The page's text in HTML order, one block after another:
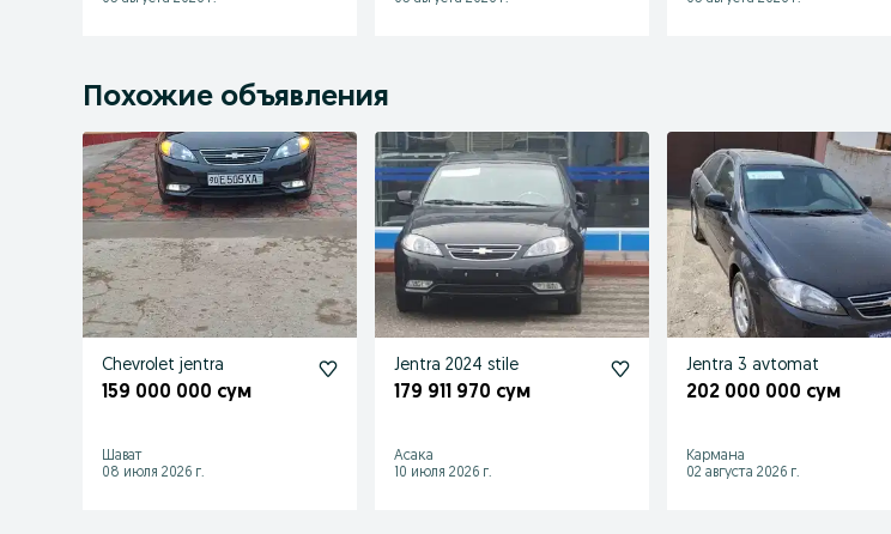
Похожие объявления
Chevrolet jentra
159 000 000 сум
Шават
08 июля 2026 г.
Jentra 2024 stile
179 911 970 сум
Асака
10 июля 2026 г.
Jentra 3 avtomat
202 000 000 сум
Кармана
02 августа 2026 г.